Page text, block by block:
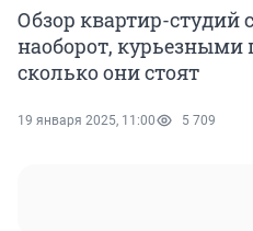
Обзор квартир-студий
наоборот,
сколько они стоят
19 января 2025, 11:00 5 709